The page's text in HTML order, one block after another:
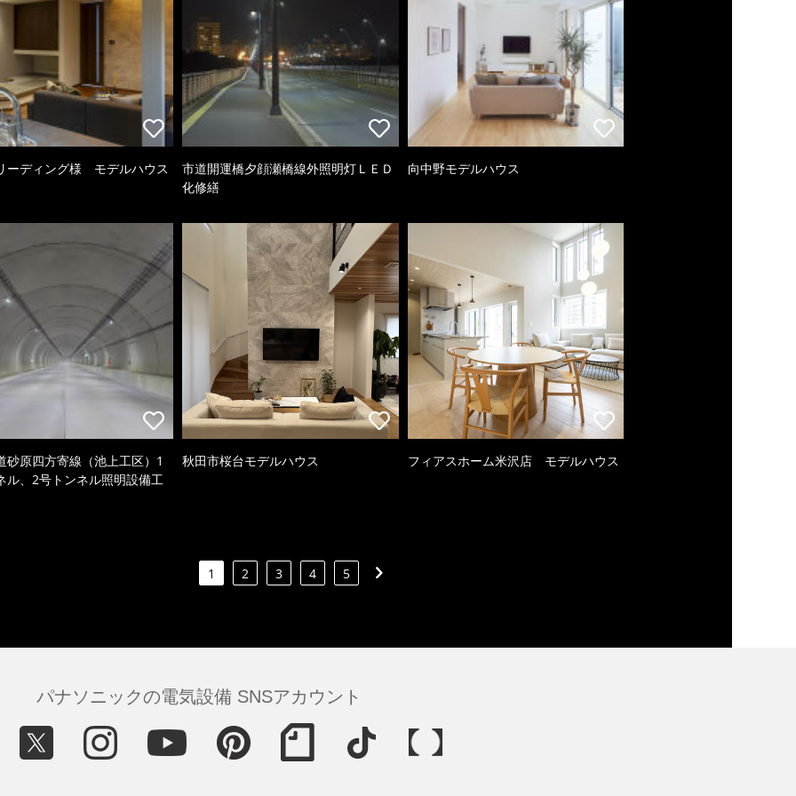
ーディング様 モデルハウス
市道開運橋夕顔瀬橋線外照明灯ＬＥＤ
化修繕
向中野モデルハウス
砂原四方寄線（池上工区）1
ル、2号トンネル照明設備工
秋田市桜台モデルハウス フィアスホーム米沢店 モデルハウス
1 2 3 4 5
パナソニックの電気設備 SNSアカウント